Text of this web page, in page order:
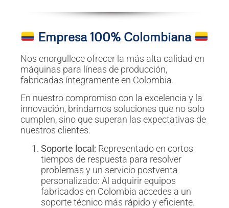
Empresa 100% Colombiana
Nos enorgullece ofrecer la más alta calidad en
máquinas para líneas de producción,
fabricadas íntegramente en Colombia.
En nuestro compromiso con la excelencia y la
innovación, brindamos soluciones que no solo
cumplen, sino que superan las expectativas de
nuestros clientes.
Soporte local: Representado en cortos
tiempos de respuesta para resolver
problemas y un servicio postventa
personalizado: Al adquirir equipos
fabricados en Colombia accedes a un
soporte técnico más rápido y eficiente.